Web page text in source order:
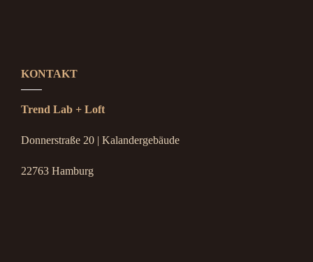
KONTAKT
Trend Lab + Loft
Donnerstraße 20 | Kalandergebäude
22763 Hamburg